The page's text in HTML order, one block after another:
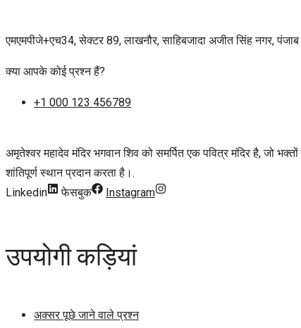
एमएमपीजे+एच34, सेक्टर 89, लाखनौर, साहिबजादा अजीत सिंह नगर,
क्या आपके कोई प्रश्न हैं?
+1 000 123 456789
अमृतेश्वर महादेव मंदिर भगवान शिव को समर्पित एक पवित्र मंदिर है, जो
शांतिपूर्ण स्थान प्रदान करता है।.
Linkedin
फेसबुक Instagram
उपयोगी कड़ियां
अक्सर पूछे जाने वाले प्रश्न